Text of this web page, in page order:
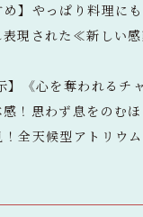
】やっぱり料理に
現された≪新しい
】《心を奪われる
！思わず息をのむ
全天候型アトリウ